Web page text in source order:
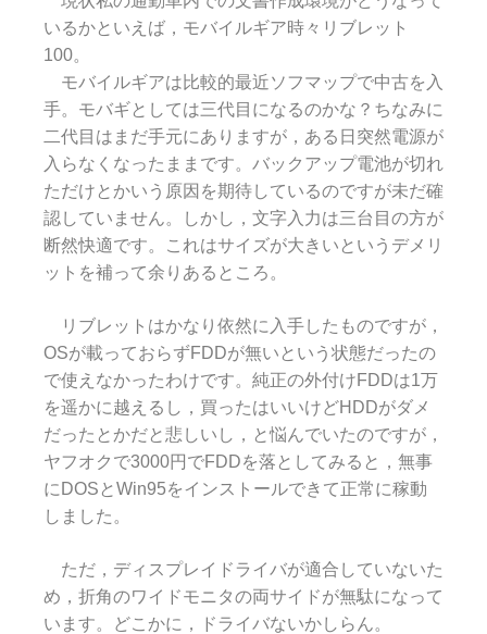
いるかといえば，モバイルギア時々リブレット
100。
モバイルギアは比較的最近ソフマップで中古を入
手。モバギとしては三代目になるのかな？ちなみに
二代目はまだ手元にありますが，ある日突然電源が
入らなくなったままです。バックアップ電池が切れ
ただけとかいう原因を期待しているのですが未だ確
認していません。しかし，文字入力は三台目の方が
断然快適です。これはサイズが大きいというデメリ
ットを補って余りあるところ。
リブレットはかなり依然に入手したものですが，
OSが載っておらずFDDが無いという状態だったの
で使えなかったわけです。純正の外付けFDDは1万
を遥かに越えるし，買ったはいいけどHDDがダメ
だったとかだと悲しいし，と悩んでいたのですが，
ヤフオクで3000円でFDDを落としてみると，無事
にDOSとWin95をインストールできて正常に稼動
しました。
ただ，ディスプレイドライバが適合していないた
め，折角のワイドモニタの両サイドが無駄になって
います。どこかに，ドライバないかしらん。